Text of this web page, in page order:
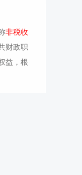
非税收
财政职
益，根